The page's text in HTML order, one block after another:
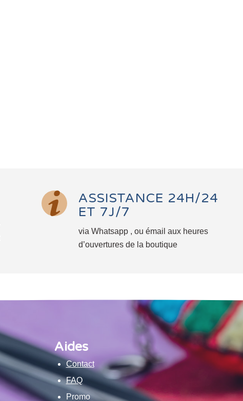
ASSISTANCE 24H/24
ET 7J/7
via Whatsapp , ou émail aux heures
d’ouvertures de la boutique
Aides
Contact
FAQ
Promo